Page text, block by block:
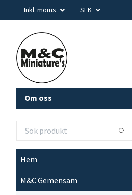
Inkl. moms SEK
Om oss
Hem
M&C Gemensam